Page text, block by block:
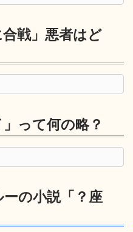
戦」悪者はど
って何の略？
の小説「？座